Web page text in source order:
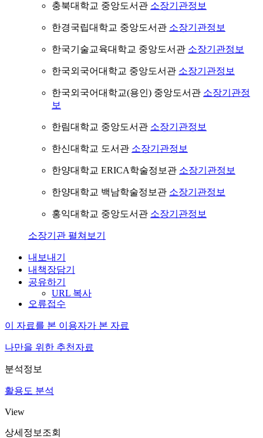
충북대학교 중앙도서관 소장기관정보
한경국립대학교 중앙도서관 소장기관정보
한국기술교육대학교 중앙도서관 소장기관정보
한국외국어대학교 중앙도서관 소장기관정보
한국외국어대학교(용인) 중앙도서관 소장기관정
보
한림대학교 중앙도서관 소장기관정보
한신대학교 도서관 소장기관정보
한양대학교 ERICA학술정보관 소장기관정보
한양대학교 백남학술정보관 소장기관정보
홍익대학교 중앙도서관 소장기관정보
소장기관 펼쳐보기
내보내기
내책장담기
공유하기
URL 복사
오류접수
이 자료를 본 이용자가 본 자료
나만을 위한 추천자료
분석정보
활용도 분석
View
상세정보조회